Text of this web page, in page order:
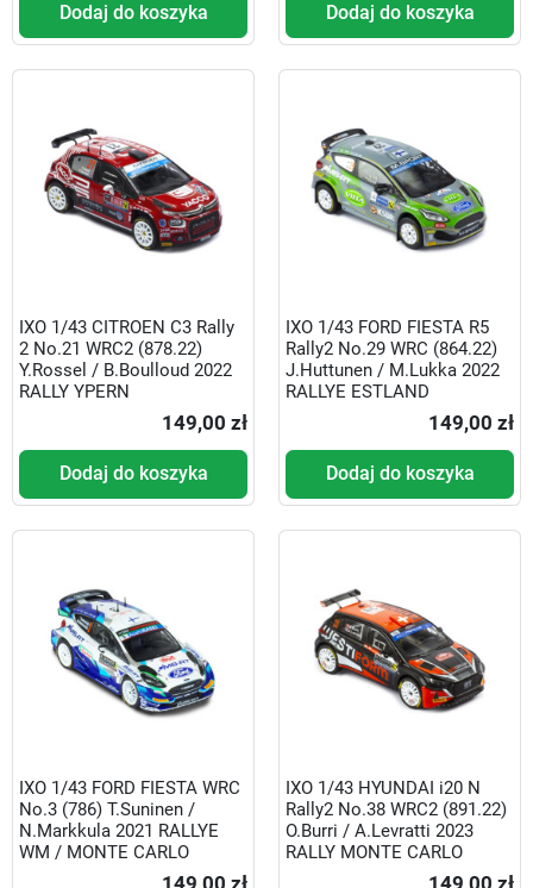
Dodaj do koszyka Dodaj do koszyka
IXO 1/43 CITROEN C3 Rally
2 No.21 WRC2 (878.22)
Y.Rossel / B.Boulloud 2022
RALLY YPERN
149,00 zł
Dodaj do koszyka
IXO 1/43 FORD FIESTA R5
Rally2 No.29 WRC (864.22)
J.Huttunen / M.Lukka 2022
RALLYE ESTLAND
149,00 zł
Dodaj do koszyka
IXO 1/43 FORD FIESTA WRC
No.3 (786) T.Suninen /
N.Markkula 2021 RALLYE
WM / MONTE CARLO
IXO 1/43 HYUNDAI i20 N
Rally2 No.38 WRC2 (891.22)
O.Burri / A.Levratti 2023
RALLY MONTE CARLO